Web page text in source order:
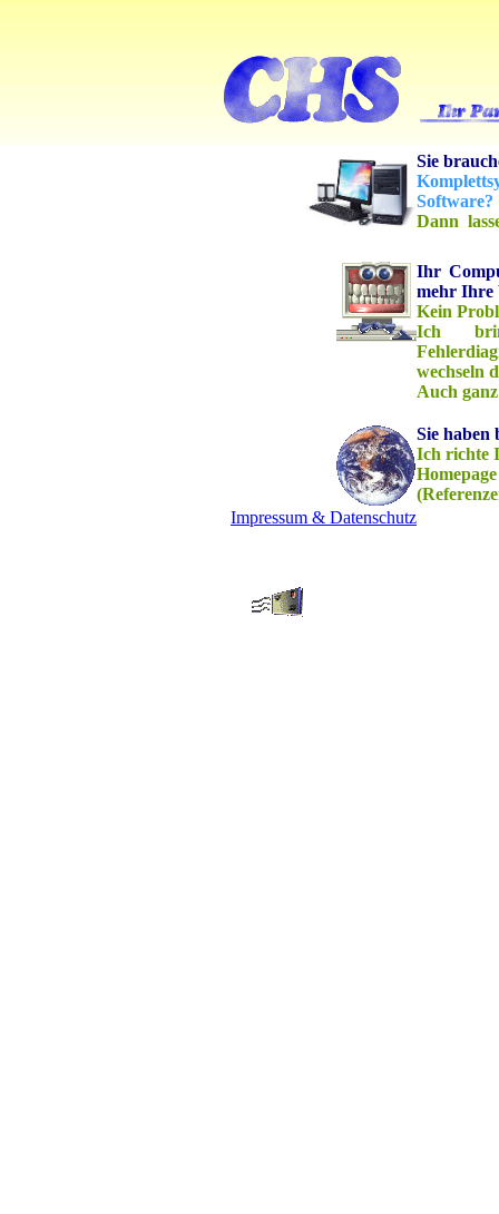
Sie
Software?
Dann
Ihr
mehr Ihre
Kein
Ich
wechseln
Auch
Sie haben
Ich richte
Impressum & Datenschutz